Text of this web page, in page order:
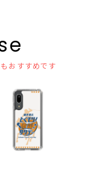
おすすめです